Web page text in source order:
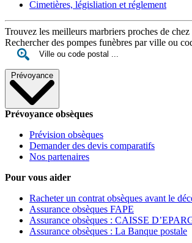
Cimetières, législiation et réglement
Trouvez les meilleurs marbriers proches de chez
Rechercher des pompes funèbres par ville ou
Prévoyance
Prévoyance obsèques
Prévision obsèques
Demander des devis comparatifs
Nos partenaires
Pour vous aider
Racheter un contrat obsèques avant le
Assurance obsèques FAPE
Assurance obsèques : CAISSE
Assurance obsèques : La Banque postale